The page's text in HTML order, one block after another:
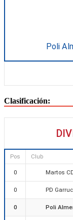
Poli
Clasificación:
Pos Club
0 Martos
0 PD
0 Poli